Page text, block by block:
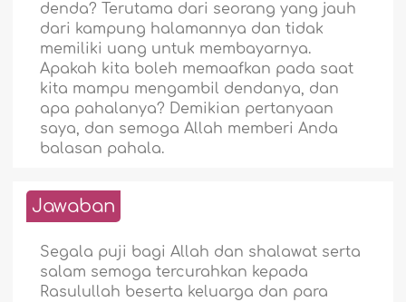
denda? Terutama dari seorang yang jauh
dari kampung halamannya dan tidak
memiliki uang untuk membayarnya.
Apakah kita boleh memaafkan pada saat
kita mampu mengambil dendanya, dan
apa pahalanya? Demikian pertanyaan
saya, dan semoga Allah memberi Anda
balasan pahala.
Jawaban
Segala puji bagi Allah dan shalawat serta
salam semoga tercurahkan kepada
Rasulullah beserta keluarga dan para